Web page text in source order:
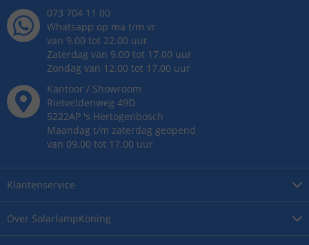
Over SolarlampKoning
Klantenservice
073 704 11 00
Whatsapp op ma t/m vr
van 9.00 tot 22.00 uur
Zaterdag van 9.00 tot 17.00 uur
Zondag van 12.00 tot 17.00 uur
Kantoor / Showroom
Rietveldenweg 49D
5222AP 's Hertogenbosch
Maandag t/m zaterdag geopend
van 09.00 tot 17.00 uur